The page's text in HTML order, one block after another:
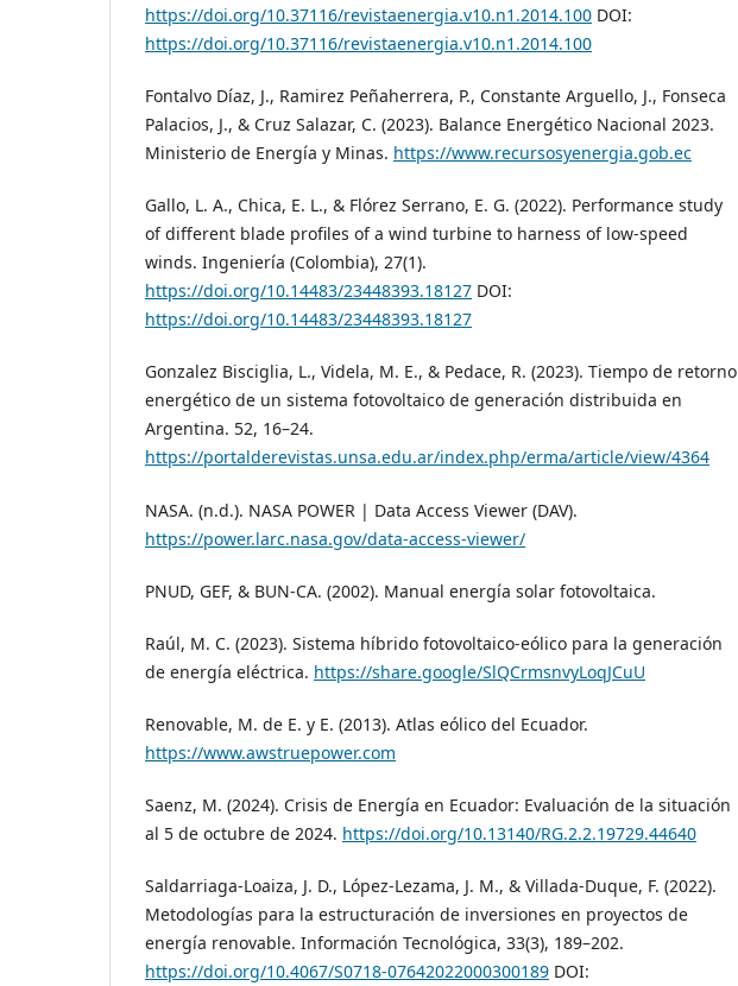
https://doi.org/10.37116/revistaenergia.v10.n1.2014.100 DOI:
https://doi.org/10.37116/revistaenergia.v10.n1.2014.100
Fontalvo Díaz, J., Ramirez Peñaherrera, P., Constante Arguello, J., Fonseca
Palacios, J., & Cruz Salazar, C. (2023). Balance Energético Nacional 2023.
Ministerio de Energía y Minas. https://www.recursosyenergia.gob.ec
Gallo, L. A., Chica, E. L., & Flórez Serrano, E. G. (2022). Performance study
of different blade profiles of a wind turbine to harness of low-speed
winds. Ingeniería (Colombia), 27(1).
https://doi.org/10.14483/23448393.18127 DOI:
https://doi.org/10.14483/23448393.18127
Gonzalez Bisciglia, L., Videla, M. E., & Pedace, R. (2023). Tiempo de retorno
energético de un sistema fotovoltaico de generación distribuida en
Argentina. 52, 16–24.
https://portalderevistas.unsa.edu.ar/index.php/erma/article/view/4364
NASA. (n.d.). NASA POWER | Data Access Viewer (DAV).
https://power.larc.nasa.gov/data-access-viewer/
PNUD, GEF, & BUN-CA. (2002). Manual energía solar fotovoltaica.
Raúl, M. C. (2023). Sistema híbrido fotovoltaico-eólico para la generación
de energía eléctrica. https://share.google/SlQCrmsnvyLoqJCuU
Renovable, M. de E. y E. (2013). Atlas eólico del Ecuador.
https://www.awstruepower.com
Saenz, M. (2024). Crisis de Energía en Ecuador: Evaluación de la situación
al 5 de octubre de 2024. https://doi.org/10.13140/RG.2.2.19729.44640
Saldarriaga-Loaiza, J. D., López-Lezama, J. M., & Villada-Duque, F. (2022).
Metodologías para la estructuración de inversiones en proyectos de
energía renovable. Información Tecnológica, 33(3), 189–202.
https://doi.org/10.4067/S0718-07642022000300189 DOI: